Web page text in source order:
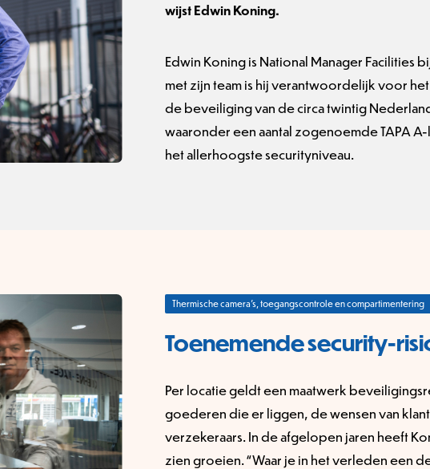
wijst Edwin Koning.
Edwin Koning is National Manager Facilities
met zijn team is hij verantwoordelijk voor
de beveiliging van de circa twintig
waaronder een aantal zogenoemde TAPA
het allerhoogste securityniveau.
Toenemende security-
Thermische camera's, toegangscontrole en compartimentering
Per locatie geldt een maatwerk
goederen die er liggen, de wensen van
verzekeraars. In de afgelopen jaren heeft
zien groeien. “Waar je in het verleden een